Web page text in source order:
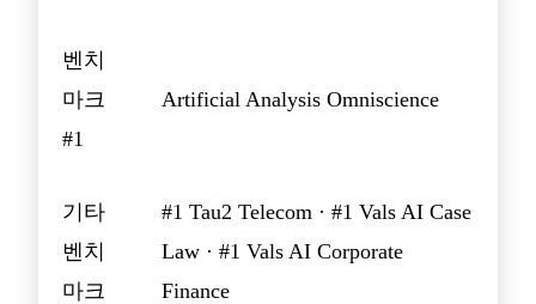
벤치
마크
#1
Artificial Analysis Omniscience
기타
벤치
마크
#1 Tau2 Telecom · #1 Vals AI Case
Law · #1 Vals AI Corporate
Finance